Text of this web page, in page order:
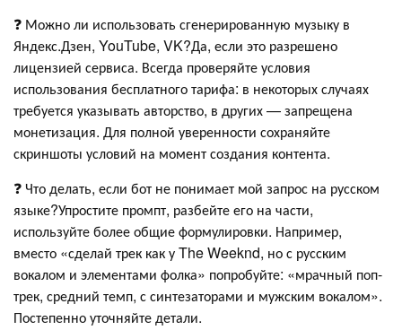
❓ Можно ли использовать сгенерированную музыку в
Яндекс.Дзен, YouTube, VK?Да, если это разрешено
лицензией сервиса. Всегда проверяйте условия
использования бесплатного тарифа: в некоторых случаях
требуется указывать авторство, в других — запрещена
монетизация. Для полной уверенности сохраняйте
скриншоты условий на момент создания контента.
❓ Что делать, если бот не понимает мой запрос на русском
языке?Упростите промпт, разбейте его на части,
используйте более общие формулировки. Например,
вместо «сделай трек как у The Weeknd, но с русским
вокалом и элементами фолка» попробуйте: «мрачный поп-
трек, средний темп, с синтезаторами и мужским вокалом».
Постепенно уточняйте детали.